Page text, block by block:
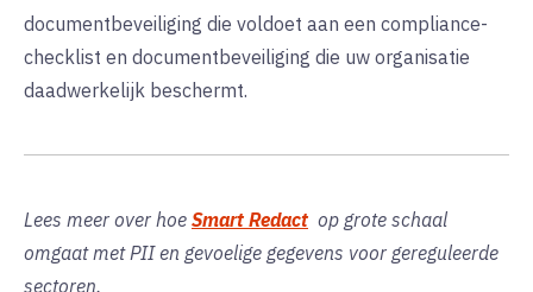
documentbeveiliging die voldoet aan een compliance-
checklist en documentbeveiliging die uw organisatie
daadwerkelijk beschermt.
Lees meer over hoe Smart Redact op grote schaal
omgaat met PII en gevoelige gegevens voor gereguleerde
sectoren.